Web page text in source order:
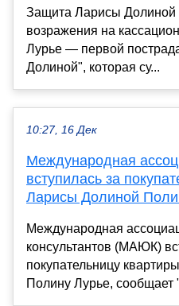
Защита Ларисы Долиной
возражения на
Лурье — первой
Долиной", которая су...
10:27, 16 Дек
Международная
вступилась за
Ларисы Долиной
Международная
консультантов (МАЮК)
покупательницу
Полину Лурье, сообщает